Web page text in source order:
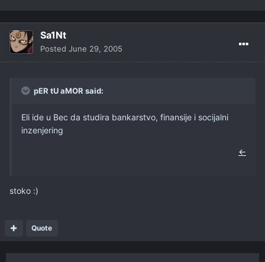
Sa1Nt
Posted June 29, 2005
pER tU aMOR said:
Eli ide u Bec da studira bankarstvo, finansije i socijalni
inzenjering
←
stoko :)
Quote